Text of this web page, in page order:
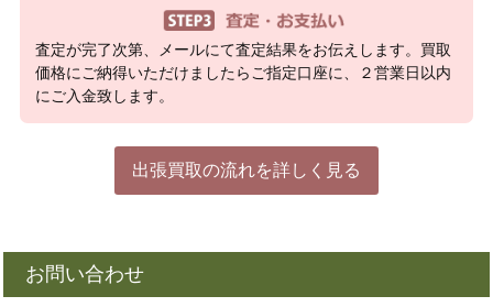
査定が完了次第、メールにて査定結果をお伝えします。買取
価格にご納得いただけましたらご指定口座に、２営業日以内
にご入金致します。
出張買取の流れを詳しく見る
お問い合わせ